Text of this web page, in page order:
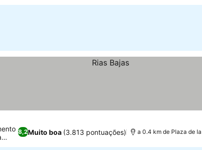
8,2Muito boa (3.813 pontuações) a 0.4 km de Plaza de